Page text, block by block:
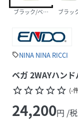
ブラック/ベージュブラッ
sellNINA NINA RICCI
ベガ 2WAYハン
star_borderstar_borderstar_borderstar_borderstar_border (-
24,200円 /